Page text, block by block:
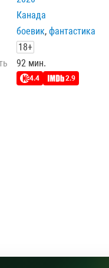
Канада
боевик, фантастика
18+
92 мин.
4.4 2.9